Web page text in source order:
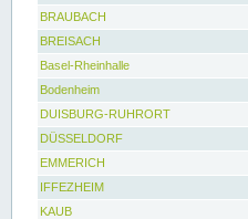
BRAUBACH
BREISACH
Basel-Rheinhalle
Bodenheim
DUISBURG-RUHRORT
DÜSSELDORF
EMMERICH
IFFEZHEIM
KAUB